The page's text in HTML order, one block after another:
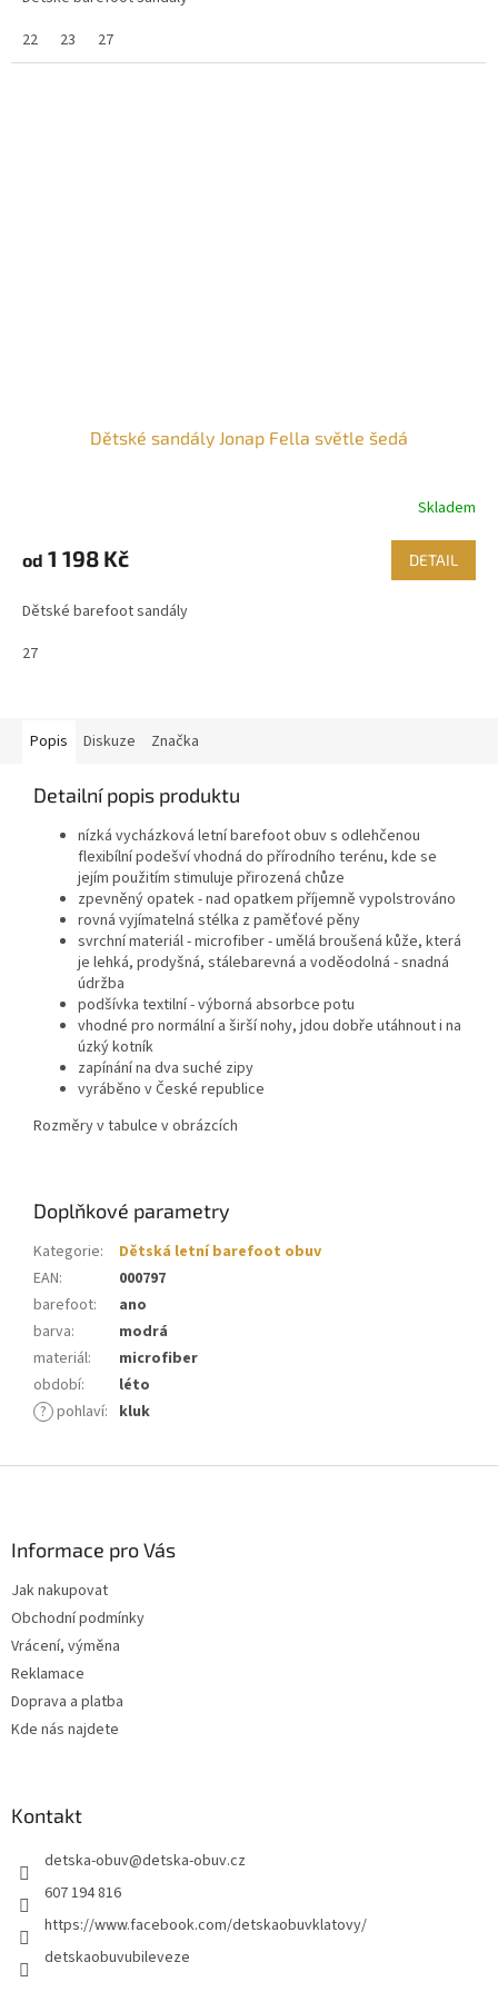
22
23 27
Dětské sandály Jonap Fella světle šedá
Skladem
od 1 198 Kč DETAIL
Dětské barefoot sandály
27
Popis Diskuze Značka
Detailní popis produktu
nízká vycházková letní barefoot obuv s odlehčenou
flexibílní podešví vhodná do přírodního terénu, kde se
jejím použitím stimuluje přirozená chůze
zpevněný opatek - nad opatkem příjemně vypolstrováno
rovná vyjímatelná stélka z paměťové pěny
svrchní materiál - microfiber -umělá broušená kůže, která
je lehká, prodyšná, stálebarevná a voděodolná - snadná
údržba
podšívka textilní - výborná absorbce potu
vhodné pro normální a širší nohy, jdou dobře utáhnout i na
úzký kotník
zapínání na dva suché zipy
vyráběno v České republice
Rozměry v tabulce v obrázcích
Doplňkové parametry
Kategorie:
Dětská letní barefoot obuv
EAN:
000797
barefoot:
ano
barva:
modrá
materiál:
microfiber
období:
léto
? pohlaví: kluk
Informace pro Vás
Jak nakupovat
Obchodní podmínky
Vrácení, výměna
Reklamace
Doprava a platba
Kde nás najdete
Kontakt
detska-obuv@detska-obuv.cz
607 194 816
https://www.facebook.com/detskaobuvklatovy/
detskaobuvubileveze